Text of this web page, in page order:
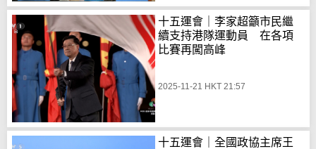
十五運會｜李家超籲市民繼
續支持港隊運動員 在各項
比賽再闖高峰
2025-11-21 HKT 21:57
十五運會｜全國政協主席王